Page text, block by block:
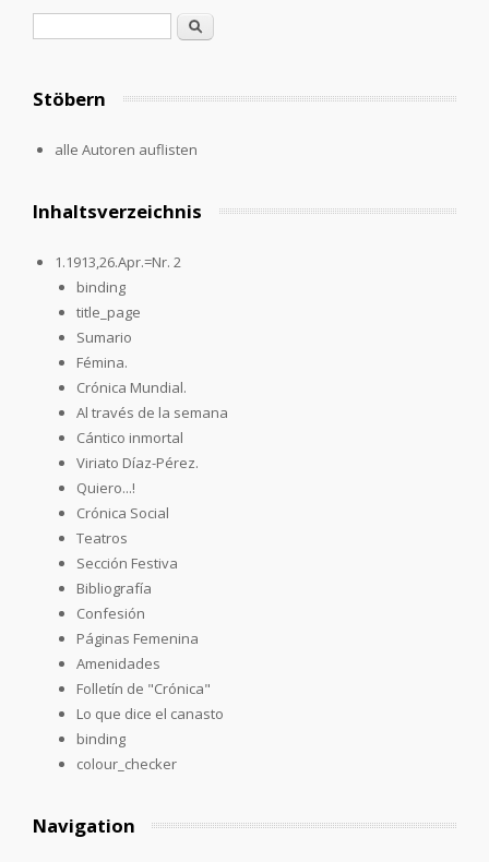
Search
Stöbern
alle Autoren auflisten
Inhaltsverzeichnis
1.1913,26.Apr.=Nr. 2
binding
title_page
Sumario
Fémina.
Crónica Mundial.
Al través de la semana
Cántico inmortal
Viriato Díaz-Pérez.
Quiero...!
Crónica Social
Teatros
Sección Festiva
Bibliografía
Confesión
Páginas Femenina
Amenidades
Folletín de "Crónica"
Lo que dice el canasto
binding
colour_checker
Navigation